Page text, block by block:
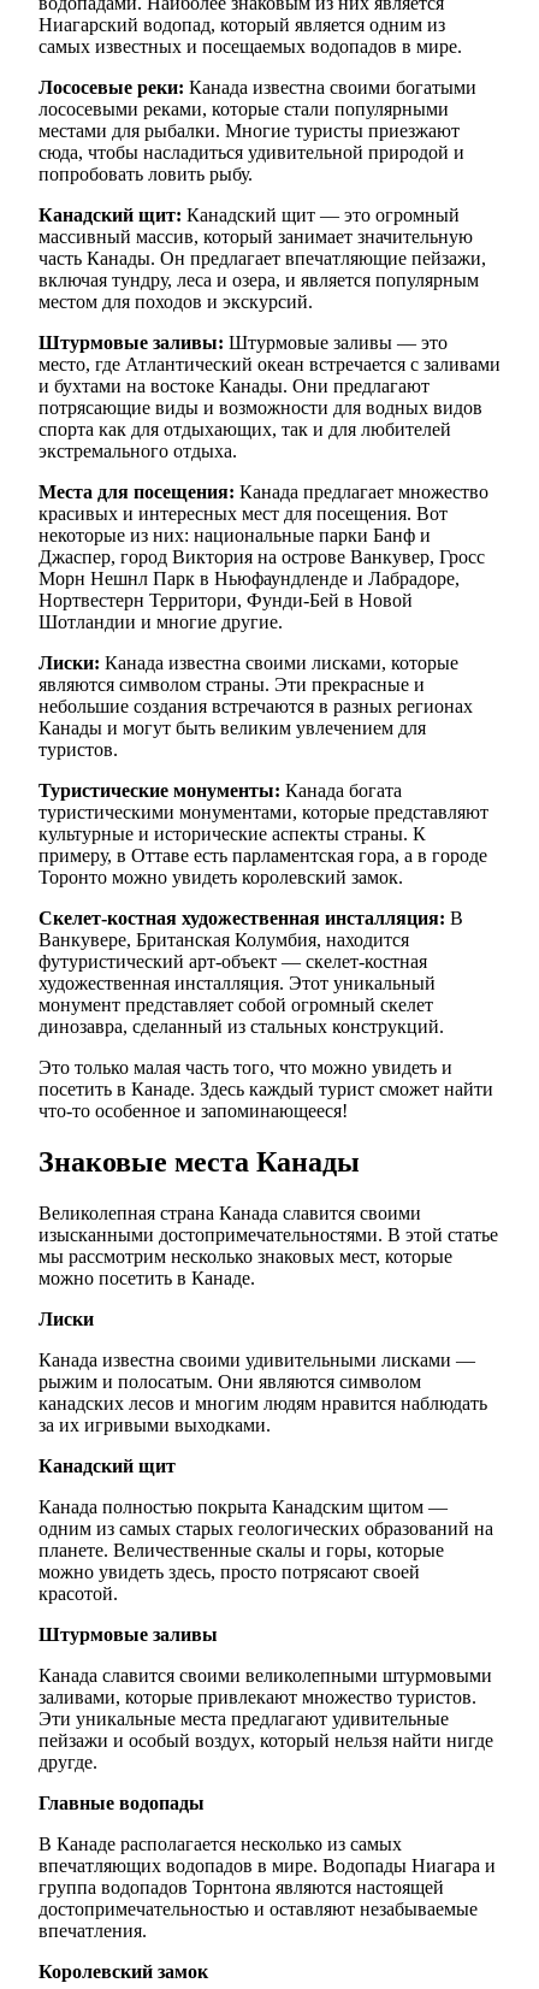
Ниагарский водопад, который является одним из
самых известных и посещаемых водопадов в мире.
Лососевые реки: Канада известна своими богатыми
лососевыми реками, которые стали популярными
местами для рыбалки. Многие туристы приезжают
сюда, чтобы насладиться удивительной природой и
попробовать ловить рыбу.
Канадский щит: Канадский щит — это огромный
массивный массив, который занимает значительную
часть Канады. Он предлагает впечатляющие пейзажи,
включая тундру, леса и озера, и является популярным
местом для походов и экскурсий.
Штурмовые заливы: Штурмовые заливы — это
место, где Атлантический океан встречается с заливами
и бухтами на востоке Канады. Они предлагают
потрясающие виды и возможности для водных видов
спорта как для отдыхающих, так и для любителей
экстремального отдыха.
Места для посещения: Канада предлагает множество
красивых и интересных мест для посещения. Вот
некоторые из них: национальные парки Банф и
Джаспер, город Виктория на острове Ванкувер, Гросс
Морн Нешнл Парк в Ньюфаундленде и Лабрадоре,
Нортвестерн Территори, Фунди-Бей в Новой
Шотландии и многие другие.
Лиски: Канада известна своими лисками, которые
являются символом страны. Эти прекрасные и
небольшие создания встречаются в разных регионах
Канады и могут быть великим увлечением для
туристов.
Туристические монументы: Канада богата
туристическими монументами, которые представляют
культурные и исторические аспекты страны. К
примеру, в Оттаве есть парламентская гора, а в городе
Торонто можно увидеть королевский замок.
Скелет-костная художественная инсталляция: В
Ванкувере, Британская Колумбия, находится
футуристический арт-объект — скелет-костная
художественная инсталляция. Этот уникальный
монумент представляет собой огромный скелет
динозавра, сделанный из стальных конструкций.
Это только малая часть того, что можно увидеть и
посетить в Канаде. Здесь каждый турист сможет найти
что-то особенное и запоминающееся!
Знаковые места Канады
Великолепная страна Канада славится своими
изысканными достопримечательностями. В этой статье
мы рассмотрим несколько знаковых мест, которые
можно посетить в Канаде.
Лиски
Канада известна своими удивительными лисками —
рыжим и полосатым. Они являются символом
канадских лесов и многим людям нравится наблюдать
за их игривыми выходками.
Канадский щит
Канада полностью покрыта Канадским щитом —
одним из самых старых геологических образований на
планете. Величественные скалы и горы, которые
можно увидеть здесь, просто потрясают своей
красотой.
Штурмовые заливы
Канада славится своими великолепными штурмовыми
заливами, которые привлекают множество туристов.
Эти уникальные места предлагают удивительные
пейзажи и особый воздух, который нельзя найти нигде
другде.
Главные водопады
В Канаде располагается несколько из самых
впечатляющих водопадов в мире. Водопады Ниагара и
группа водопадов Торнтона являются настоящей
достопримечательностью и оставляют незабываемые
впечатления.
Королевский замок